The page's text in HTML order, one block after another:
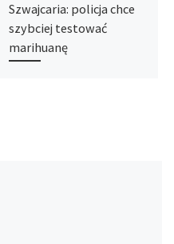
Szwajcaria: policja chce
szybciej testować
marihuanę